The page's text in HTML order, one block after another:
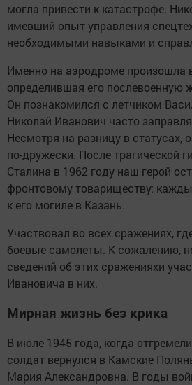
могла привести к катастрофе.
имевший опыт управления
необходимыми навыками и
Именно на аэродроме произошла
определившая его послевоенную
Он познакомился с летчиком
Николай Иванович часто
Несмотря на разницу в статусах,
по-дружески. После трагической
Сталина в 1962 году наш герой
фронтовому товариществу:
к его могиле в Казань.
Участвовал во всех сражениях,
боевые самолеты. К сожалению,
сведений об этих сраженияхи
Ивановича в них.
Мирная жизнь без крика
В июле 1945 года, когда
солдат вернулся в Камские
Мария Александровна. В годы